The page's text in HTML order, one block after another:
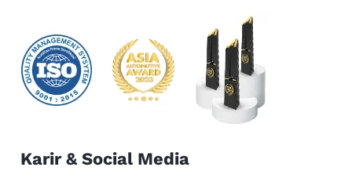
Karir & Social Media